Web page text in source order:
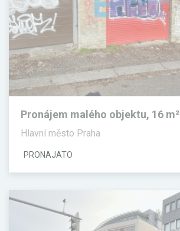
Pronájem malého objektu, 16 m²
Hlavní město Praha
PRONAJATO